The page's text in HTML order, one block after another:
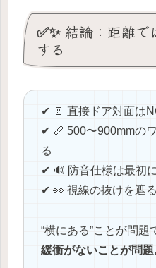
✅✨ 結論：距離で
する
✔ 🚪 直接ドア対面は
✔ 📏 500〜900mmの
る
✔ 🔊 防音仕様は最初
✔ 👀 視線の抜けを遮る
“横にある”ことが問題
緩衝がないことが問題